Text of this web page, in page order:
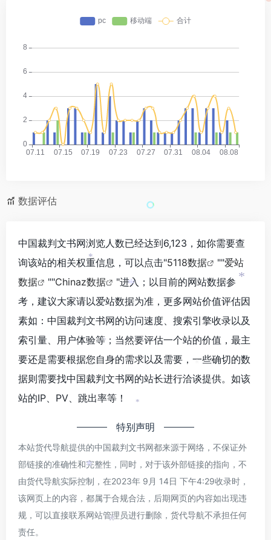
数据评估
中国裁判文书网浏览人数已经达到6,123，如你需要查
询该站的相关权重信息，可以点击"5118数据 ""爱站
数据
""Chinaz数据
"进入；以目前的网站数据参
考，建议大家请以爱站数据为准，更多网站价值评估因
素如：中国裁判文书网的访问速度、搜索引擎收录以及
索引量、用户体验等；当然要评估一个站的价值，最主
要还是需要根据您自身的需求以及需要，一些确切的数
据则需要找中国裁判文书网的站长进行洽谈提供。如该
站的IP、PV、跳出率等！
特别声明
本站货代导航提供的中国裁判文书网都来源于网络，不保证外
部链接的准确性和完整性，同时，对于该外部链接的指向，不
由货代导航实际控制，在2023年 9月 14日 下午4:29收录时，
该网页上的内容，都属于合规合法，后期网页的内容如出现违
规，可以直接联系网站管理员进行删除，货代导航不承担任何
责任。
*
*
*
*
*